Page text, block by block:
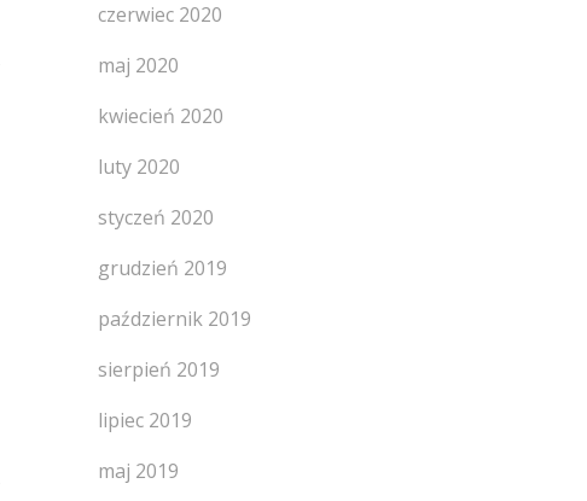
czerwiec 2020
maj 2020
kwiecień 2020
luty 2020
styczeń 2020
grudzień 2019
październik 2019
sierpień 2019
lipiec 2019
maj 2019